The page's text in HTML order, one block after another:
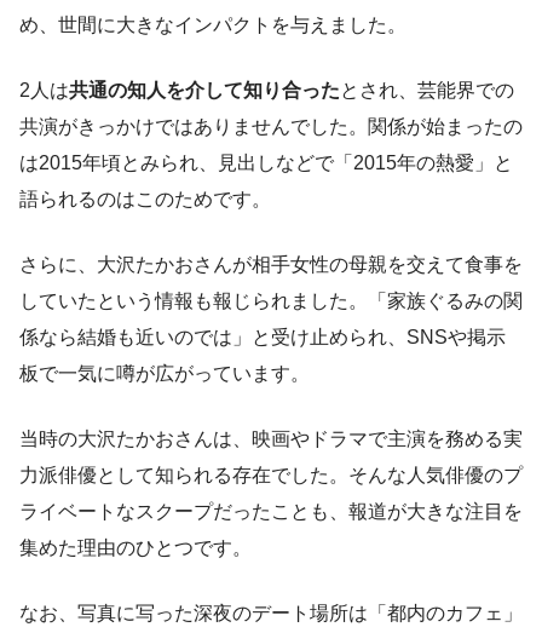
め、世間に大きなインパクトを与えました。
2人は共通の知人を介して知り合ったとされ、芸能界での
共演がきっかけではありませんでした。関係が始まったの
は2015年頃とみられ、見出しなどで「2015年の熱愛」と
語られるのはこのためです。
さらに、大沢たかおさんが相手女性の母親を交えて食事を
していたという情報も報じられました。「家族ぐるみの関
係なら結婚も近いのでは」と受け止められ、SNSや掲示
板で一気に噂が広がっています。
当時の大沢たかおさんは、映画やドラマで主演を務める実
力派俳優として知られる存在でした。そんな人気俳優のプ
ライベートなスクープだったことも、報道が大きな注目を
集めた理由のひとつです。
なお、写真に写った深夜のデート場所は「都内のカフェ」